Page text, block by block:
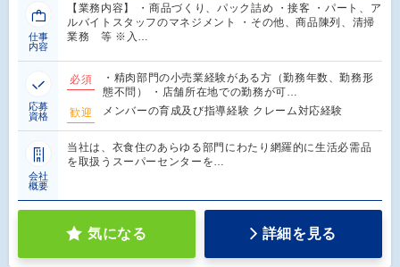
仕事
内容
【業務内容】 ・商品づくり、パック詰め ・接客 ・パート、ア
ルバイトスタッフのマネジメント ・その他、商品陳列、清掃
業務 等 ※入…
応募
資格
必須
・精肉部門の小売業経験がある方（勤務年数、勤務形
態不問） ・店舗所在地での勤務が可…
歓迎
メンバーの育成及び指導経験 クレーム対応経験
会社
概要
当社は、衣食住のあらゆる部門にわたり網羅的に生活必需品
を取扱うスーパーセンターを…
気になる 詳細を見る